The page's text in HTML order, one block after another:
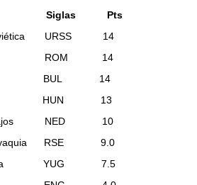
Siglas Pts
URSS 14
ROM 14
BUL 14
HUN 13
Bajos NED 10
RSE 9.0
YUG 7.5